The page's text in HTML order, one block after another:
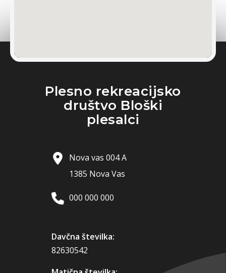
Plesno rekreacijsko
društvo Bloški
plesalci
Nova vas 004 A
1385 Nova Vas
000 000 000
Davčna številka:
82630542